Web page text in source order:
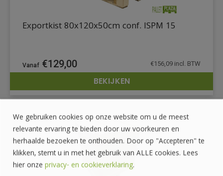
DETAILS
Exportkist 80x120x50cm conf. ISPM 15
€129,00 €156,09 incl. BTW
BEKIJKEN
We gebruiken cookies op onze website om u de meest
relevante ervaring te bieden door uw voorkeuren en
herhaalde bezoeken te onthouden. Door op "Accepteren" te
klikken, stemt u in met het gebruik van ALLE cookies. Lees
hier onze privacy- en cookieverklaring.